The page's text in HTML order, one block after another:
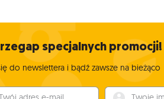
specjalnych promocji!
do newslettera i bądź zawsze na bieżąco
e-mail Twoje imię